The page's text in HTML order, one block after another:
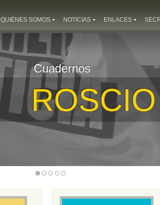
QUIÉNES SOMOS NOTICIAS ENLACES
Cuadernos
ROSCIO